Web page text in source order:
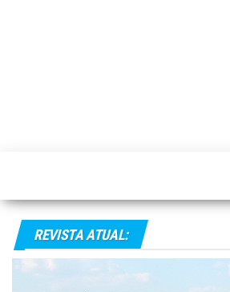
REVISTA ATUAL: